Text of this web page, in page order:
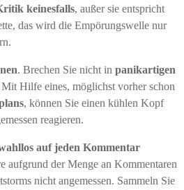
keinesfalls, außer sie entspricht
das wird die Empörungswelle nur
. Brechen Sie nicht in panikartigen
Mit Hilfe eines, möglichst vorher schon
, können Sie einen kühlen Kopf
reagieren.
auf jeden Kommentar
aufgrund der Menge an Kommentaren
nicht angemessen. Sammeln Sie